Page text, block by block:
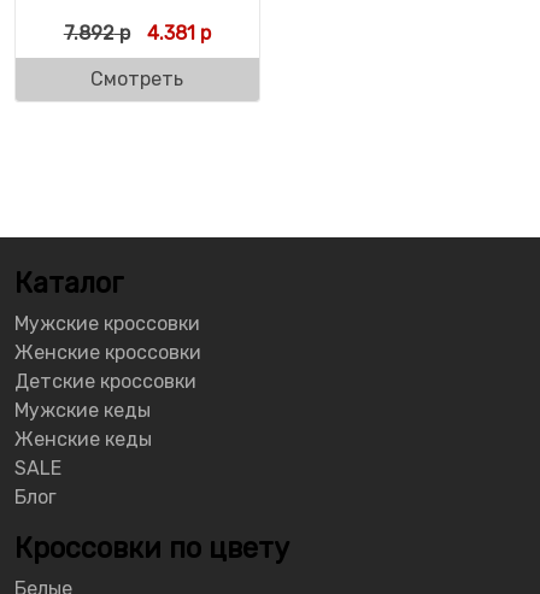
7.892р Первоначальная цена составляла 7.892
4.381рТекущая цена: 4.381 р.
Смотреть
Каталог
Мужские кроссовки
Женские кроссовки
Детские кроссовки
Мужские кеды
Женские кеды
SALE
Блог
Кроссовки по цвету
Белые